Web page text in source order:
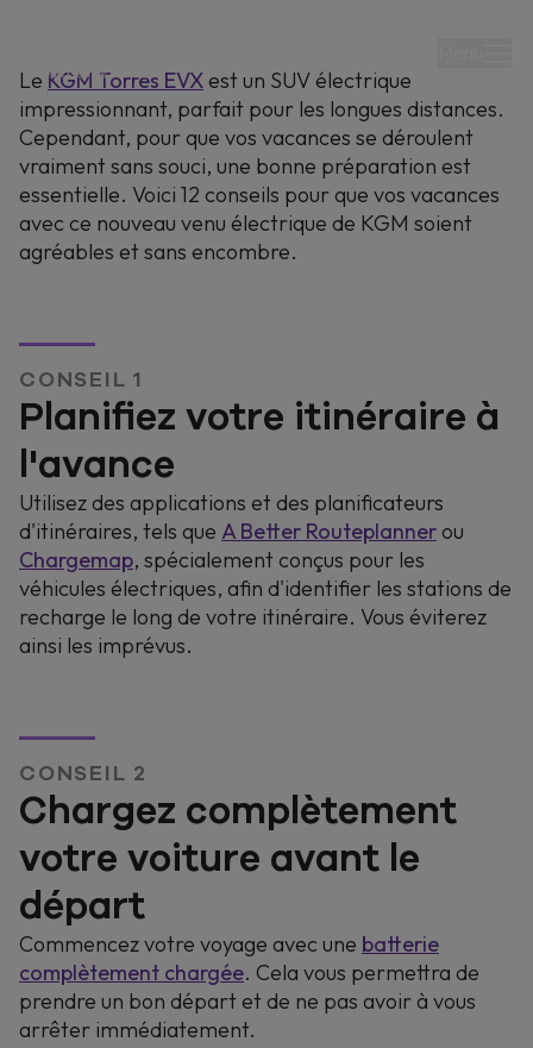
10/09/2024
12 conseils pour des
vacances sans souci
avec le KGM Torres
EVX
Découvrez comment planifier au mieux votre
voyage et profiter de chaque kilomètre.
ÉLECTRIQUE
Le KGM Torres EVX est un SUV électrique
impressionnant, parfait pour les longues distances.
Cependant, pour que vos vacances se déroulent
vraiment sans souci, une bonne préparation est
essentielle. Voici 12 conseils pour que vos vacances
avec ce nouveau venu électrique de KGM soient
agréables et sans encombre.
CONSEIL 1
Planifiez votre itinéraire à
l'avance
Utilisez des applications et des planificateurs
d'itinéraires, tels que A Better Routeplanner ou
Chargemap, spécialement conçus pour les
véhicules électriques, afin d'identifier les stations de
recharge le long de votre itinéraire. Vous éviterez
ainsi les imprévus.
CONSEIL 2
Chargez complètement
votre voiture avant le
départ
Commencez votre voyage avec une batterie
complètement chargée. Cela vous permettra de
prendre un bon départ et de ne pas avoir à vous
arrêter immédiatement.